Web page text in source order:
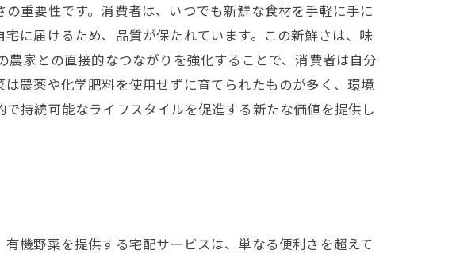
重要性です。消費者は、いつでも新鮮な食材を手軽に手に
に届けるため、品質が保たれています。この新鮮さは、味
家との直接的なつながりを強化することで、消費者は自分
農薬や化学肥料を使用せずに育てられたものが多く、環境
持続可能なライフスタイルを促進する新たな価値を提供し
機野菜を提供する宅配サービスは、単なる便利さを超えて